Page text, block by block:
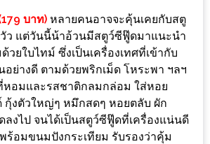
บาท) หลายคนอาจจะคุ้นเคยกับสตู
ว แต่วันนี้น้าอ้วนมีสตูว์ซีฟู๊ดมาแนะนำ
ยใบไทม์ ซึ่งเป็นเครื่องเทศที่เข้ากับ
อย่างดี ตามด้วยพริกเม็ด โหระพา ฯลฯ
หอมและรสชาติกลมกล่อม ใส่หอย
งตัวใหญ่ๆ หมึกสดๆ หอยตลับ ผัก
ลงไป จนได้เป็นสตูว์ซีฟู๊ดที่เครื่องแน่นดี
ร้อมขนมปังกระเทียม รับรองว่าคุ้ม